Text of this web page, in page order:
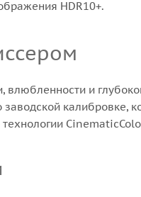
HDR10+.
и
калибровке,